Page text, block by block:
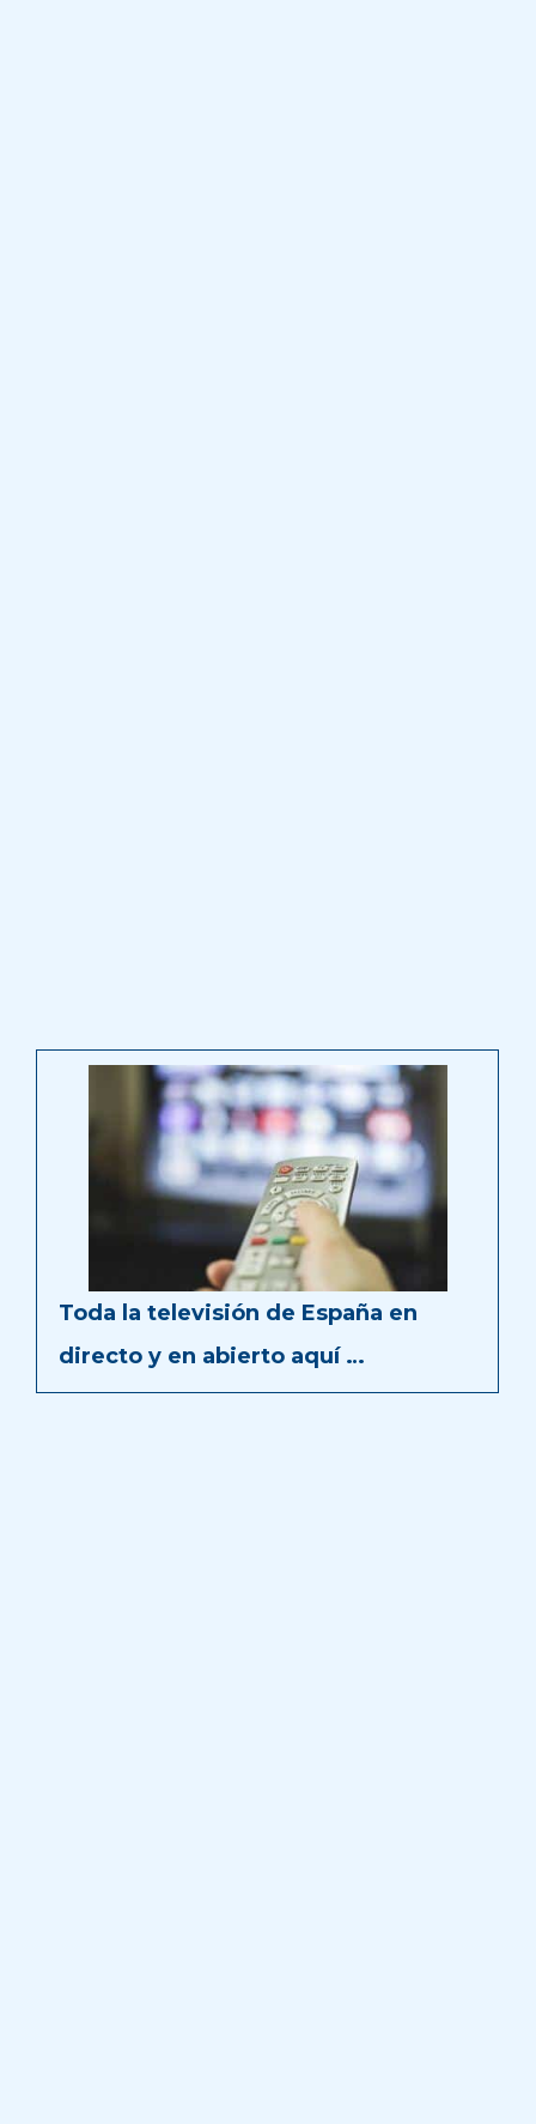
Toda la televisión de España en
directo y en abierto aquí …